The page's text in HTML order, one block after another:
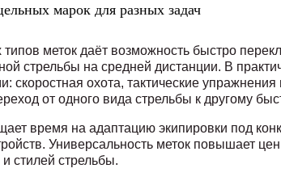
марок для разных задач
типов меток даёт возможность быстро
стрельбы на средней дистанции. В
скоростная охота, тактические
от одного вида стрельбы к другому
время на адаптацию экипировки под
Универсальность меток повышает
стилей стрельбы.